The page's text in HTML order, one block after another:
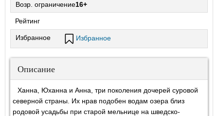
Возр. ограничение16+
Рейтинг
Избранное Избранное
Описание
Ханна, Юханна и Анна, три поколения дочерей суровой
северной страны. Их нрав подобен водам озера близ
родовой усадьбы при старой мельнице на шведско-